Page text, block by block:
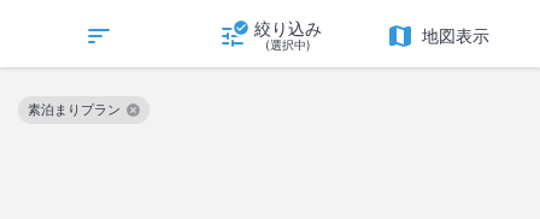
絞り込み
(選択中) 地図表示
素泊まりプラン
この絞り込み条件を解除